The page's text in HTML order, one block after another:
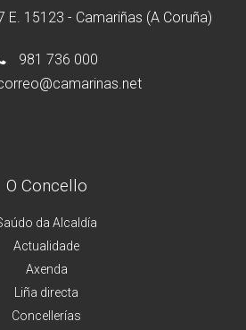
E. 15123 - Camariñas (A Coruña)
981 736 000
O Concello
da Alcaldía
Actualidade
Axenda
Liña directa
Concellerías